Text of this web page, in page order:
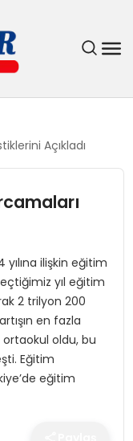
Açıkladı
ilişkin eğitim
yıl eğitim
2 trilyon 200
en fazla
oldu, bu
Eğitim
eğitim